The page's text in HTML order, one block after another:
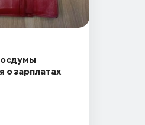
о зарплатах